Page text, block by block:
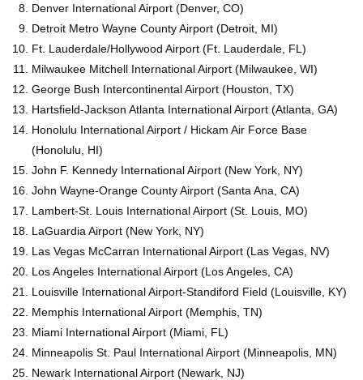
Denver International Airport (Denver, CO)
Detroit Metro Wayne County Airport (Detroit, MI)
Ft. Lauderdale/Hollywood Airport (Ft. Lauderdale, FL)
Milwaukee Mitchell International Airport (Milwaukee, WI)
George Bush Intercontinental Airport (Houston, TX)
Hartsfield-Jackson Atlanta International Airport (Atlanta, GA)
Honolulu International Airport / Hickam Air Force Base
(Honolulu, HI)
John F. Kennedy International Airport (New York, NY)
John Wayne-Orange County Airport (Santa Ana, CA)
Lambert-St. Louis International Airport (St. Louis, MO)
LaGuardia Airport (New York, NY)
Las Vegas McCarran International Airport (Las Vegas, NV)
Los Angeles International Airport (Los Angeles, CA)
Louisville International Airport-Standiford Field (Louisville, KY)
Memphis International Airport (Memphis, TN)
Miami International Airport (Miami, FL)
Minneapolis St. Paul International Airport (Minneapolis, MN)
Newark International Airport (Newark, NJ)